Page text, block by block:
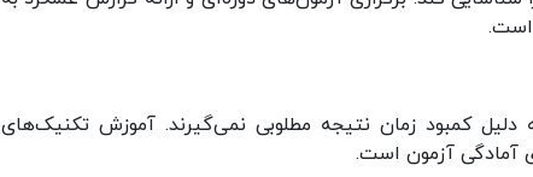
است.
دلیل کمبود زمان نتیجه مطلوبی نمی‌گیرند. آموزش تکنیک‌های
آمادگی آزمون است.